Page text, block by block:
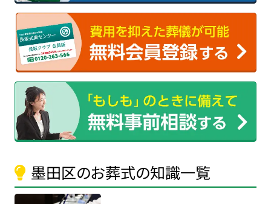
墨田区のお葬式の知識一覧